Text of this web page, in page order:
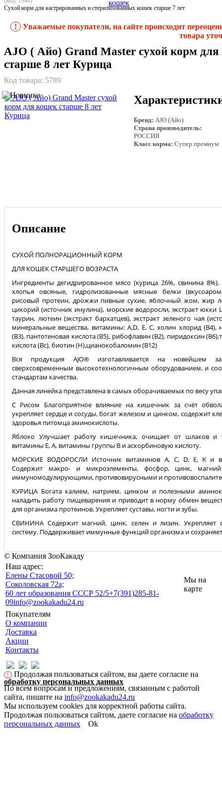
Сухой корм для кастрированных и стерилизованных кошек старше 7 лет
!
Уважаемые покупатели, на сайте происходит
товара
АJO ( Айо) Grand Master сухой корм
старше 8 лет Курица
Код товара: 5789
Бренд: AJO (Айо)
Страна производитель:
РОССИЯ
Класс корма: Супер премиум
Описание
СУХОЙ ПОЛНОРАЦИОННЫЙ КОРМ
ДЛЯ КОШЕК СТАРШЕГО ВОЗРАСТА
Ингредиенты дегидрированное мясо (курица 26%, свинина
хлопья овсяные, гидролизованные мясные белки
рисовый протеин, дрожжи пивные сухие, яблочный жом, жир
цикорий (источник инулина), морские водоросли, экстракт
таурин, лютеин (экстракт бархатцев), экстракт зеленого чая
минеральные вещества, витамины: А,D, Е, С, холин хлорид (В4),
(В3), пантотеновая кислота (В5), рибофлавин (В2), пиридоксин
кислота (Вc), биотин (Н),цианокобаломин (В12)
Вся продукция AJO® изготавливается на новейшем
сверхсовременным высокотехнологичным оборудованием, и
стандартам качества.
Данная линейка представлена в самых оборачиваемых по весу
C Рисом Благоприятное влияние на кишечник за счёт
укрепляет сердце и сосуды, богат железом и цинком, содержит
здоровья питомца аминокислоты.
Яблоко Улучшает работу кишечника, очищает от шлаков и
витамины E, A, витамины группы B и аскорбиновую кислоту.
МОРСКИЕ ВОДОРОСЛИ Источник витаминов А, С, D, E, K и
Содержит макро- и микроэлементы, фосфор, цинк,
иммуномодулирующими, противовирусными и
КУРИЦА Богата калием, натрием, цинком и полезными
наладить работу пищеварения и приводит в норму обмен
для организма протеинов. Укрепляет суставы, ногти и зубы.
СВИНИНА Содержит магний, цинк, селен и лизин. Укрепляет
систему. Поддерживает иммунные функций организма и
© Компания ЗооКакаду
Наш адрес:
Eлены Стасовой 50;
Соколовская 72а;
60 лет образования СССР 52/5+7(391)285-81-
09info@zookakadu24.ru
Мы на
карте
Покупателям
О компании
Доставка
Акции
Контакты
!
Продолжая пользоваться сайтом, вы даете согласие на
обработку персональных данных
По всем вопросам и предложениям, связанным с работой
сайта, пишите на info@zookakadu24.ru
Мы используем cookies для корректной работы сайта.
Продолжая пользоваться сайтом, даете согласие на обработку
персональных данных
Ok